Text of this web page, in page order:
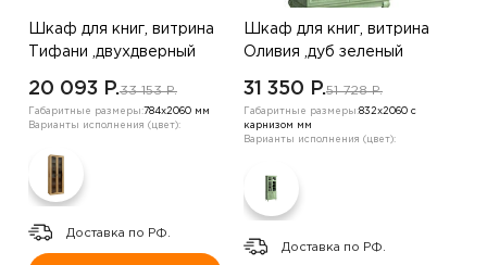
Шкаф для книг, витрина
Тифани ,двухдверный
20 093 P.33 153 P.
Габаритные размеры: 784х2060 мм
Варианты исполнения (цвет):
Доставка по РФ.
Шкаф для книг, витрина
Оливия ,дуб зеленый
31 350 P.51 728 P.
Габаритные размеры:832х2060 с
карнизом мм
Варианты исполнения (цвет):
Доставка по РФ.